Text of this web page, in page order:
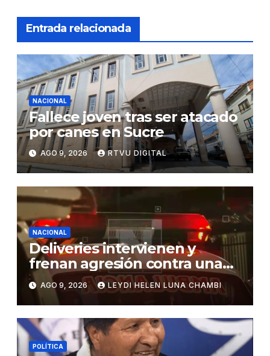
Entrada relacionada
NACIONAL
Fallece joven tras ser atacado
por canes en Sucre
AGO 9, 2026 RTVU DIGITAL
NACIONAL
Deliveries intervienen y
frenan agresión contra una
mujer en Santa Cruz
AGO 9, 2026 LEYDI HELEN LUNA CHAMBI
POLÍTICA